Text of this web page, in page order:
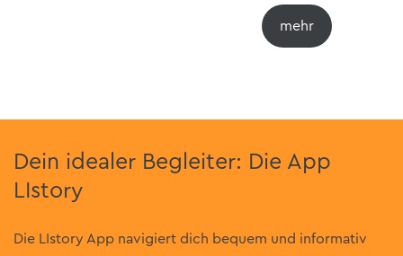
Dein idealer Begleiter: Die App
LIstory
Die LIstory App navigiert dich bequem und informativ